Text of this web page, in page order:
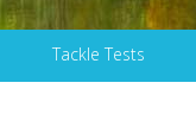
Tackle Tests